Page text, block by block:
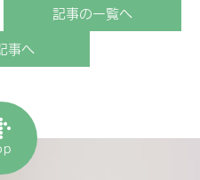
記事の一覧へ
事へ